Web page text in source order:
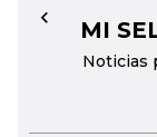
MI
Noticias
←